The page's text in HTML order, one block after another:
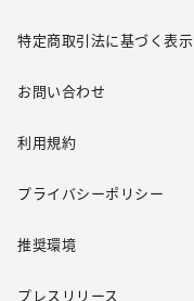
特定商取引法に基づく表示
お問い合わせ
利用規約
プライバシーポリシー
推奨環境
プレスリリース